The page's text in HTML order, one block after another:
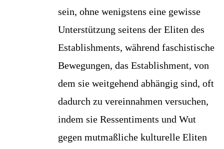
sein, ohne wenigs­tens eine gewis­se
Unter­stüt­zung sei­tens der Eli­ten des
Estab­lish­ments, wäh­rend faschis­ti­sche
Bewe­gun­gen, das Estab­lish­ment, von
dem sie weit­ge­hend abhän­gig sind, oft
dadurch zu ver­ein­nah­men ver­su­chen,
indem sie Res­sen­ti­ments und Wut
gegen mut­maß­li­che kul­tu­rel­le Eli­ten